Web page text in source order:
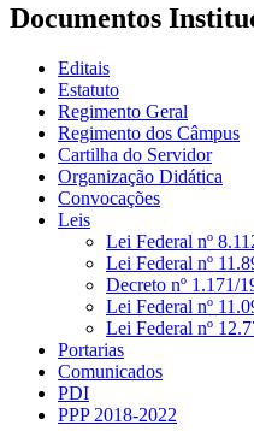
Documentos
Editais
Estatuto
Regimento Geral
Regimento dos Câmpus
Cartilha do Servidor
Organização Didática
Convocações
Leis
Lei Federal nº
Lei Federal nº
Decreto nº 1.171/
Lei Federal nº
Lei Federal nº
Portarias
Comunicados
PDI
PPP 2018-2022